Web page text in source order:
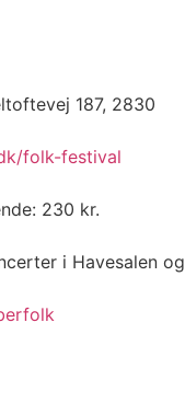
187, 2830
folk-festival
230 kr.
i Havesalen og